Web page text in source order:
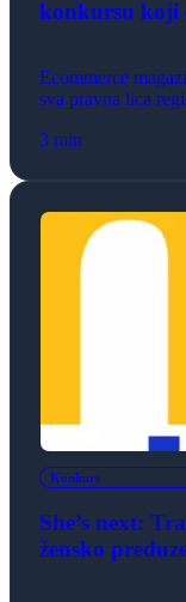
konkursu koji
Ecommerce
sva pravna lica
potrošnju da
besplatno
3 min
Konkurs
She’s next:
žensko